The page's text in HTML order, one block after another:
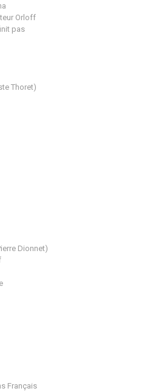
Orloff
pas
Thoret)
Dionnet)
Français